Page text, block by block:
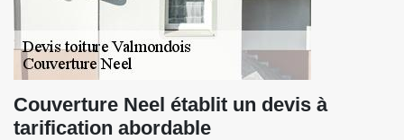
Couverture Neel établit un devis à
tarification abordable